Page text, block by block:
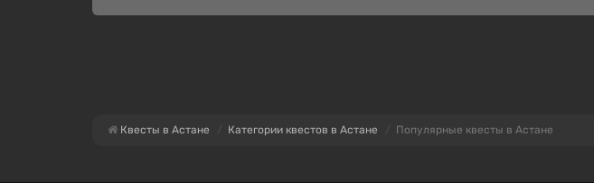
Квесты в Астане Категории квестов в Астане Популярные квесты в Астане